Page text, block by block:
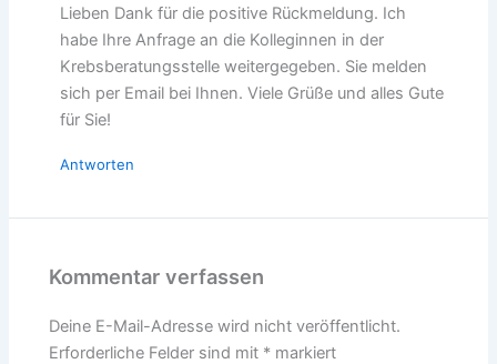
Lieben Dank für die positive Rückmeldung. Ich
habe Ihre Anfrage an die Kolleginnen in der
Krebsberatungsstelle weitergegeben. Sie melden
sich per Email bei Ihnen. Viele Grüße und alles Gute
für Sie!
Antworten
Kommentar verfassen
Deine E-Mail-Adresse wird nicht veröffentlicht.
Erforderliche Felder sind mit * markiert